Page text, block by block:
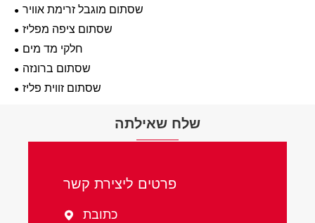
שסתום מוגבל זרימת אוויר
שסתום ציפה מפליז
חלקי מד מים
שסתום ברונזה
שסתום זווית פליז
שלח שאילתה
פרטים ליצירת קשר
 כתובת